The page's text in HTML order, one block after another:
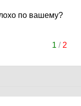
по вашему?
1 / 2